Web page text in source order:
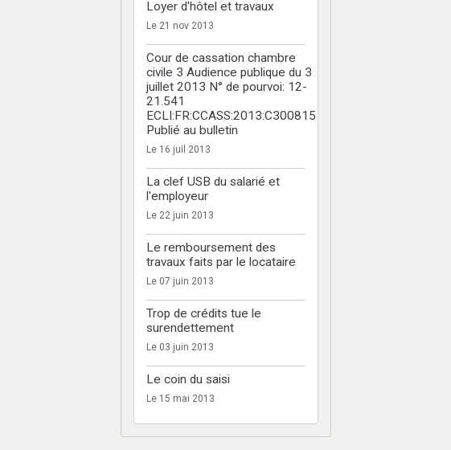
Loyer d'hôtel et travaux
Le 21 nov 2013
Cour de cassation chambre
civile 3 Audience publique du 3
juillet 2013 N° de pourvoi: 12-
21.541
ECLI:FR:CCASS:2013:C300815
Publié au bulletin
Le 16 juil 2013
La clef USB du salarié et
l'employeur
Le 22 juin 2013
Le remboursement des
travaux faits par le locataire
Le 07 juin 2013
Trop de crédits tue le
surendettement
Le 03 juin 2013
Le coin du saisi
Le 15 mai 2013